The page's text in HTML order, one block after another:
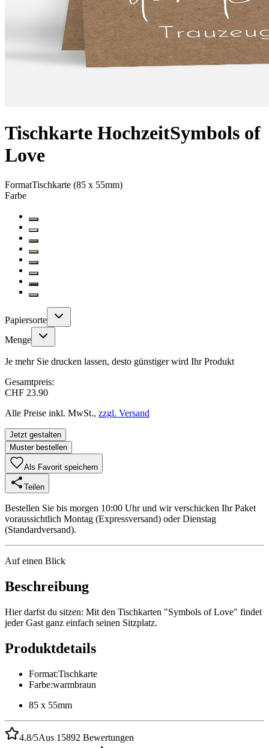
Tischkarte HochzeitSymbols of
Love
FormatTischkarte (85 x 55mm)
Farbe
Papiersorte
Menge
Je mehr Sie drucken lassen, desto günstiger wird Ihr Produkt
Gesamtpreis:
CHF 23.90
Alle Preise inkl. MwSt., zzgl. Versand
Jetzt gestalten
Muster bestellen
Als Favorit speichern
Teilen
Bestellen Sie bis morgen 10:00 Uhr und wir verschicken Ihr Paket
voraussichtlich Montag (Expressversand) oder Dienstag
(Standardversand).
Auf einen Blick
Beschreibung
Hier darfst du sitzen: Mit den Tischkarten "Symbols of Love" findet
jeder Gast ganz einfach seinen Sitzplatz.
Produktdetails
Format:Tischkarte
Farbe:warmbraun
85 x 55mm
4.8/5Aus 15892 Bewertungen